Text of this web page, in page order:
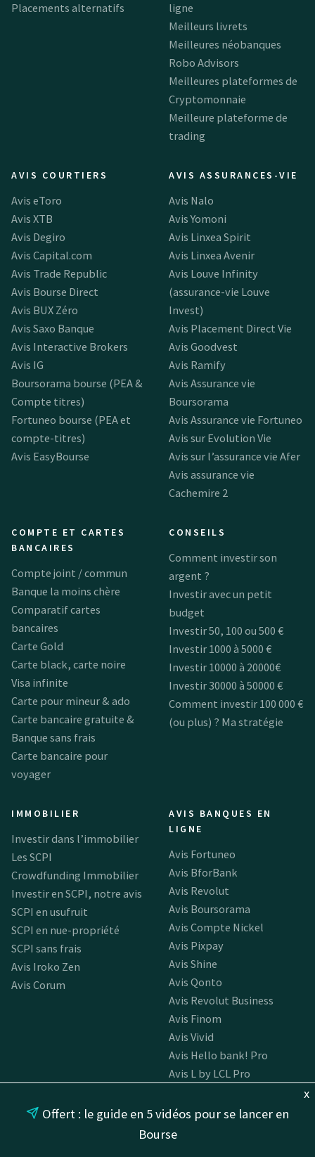
x
Offert : le guide en 5 vidéos pour se lancer en
Bourse
Placements alternatifs
ligne
Meilleurs livrets
Meilleures néobanques
Robo Advisors
Meilleures plateformes de
Cryptomonnaie
Meilleure plateforme de
trading
AVIS COURTIERS
Avis eToro
Avis XTB
Avis Degiro
Avis Capital.com
Avis Trade Republic
Avis Bourse Direct
Avis BUX Zéro
Avis Saxo Banque
Avis Interactive Brokers
Avis IG
Boursorama bourse (PEA &
Compte titres)
Fortuneo bourse (PEA et
compte-titres)
Avis EasyBourse
AVIS ASSURANCES-VIE
Avis Nalo
Avis Yomoni
Avis Linxea Spirit
Avis Linxea Avenir
Avis Louve Infinity
(assurance-vie Louve
Invest)
Avis Placement Direct Vie
Avis Goodvest
Avis Ramify
Avis Assurance vie
Boursorama
Avis Assurance vie Fortuneo
Avis sur Evolution Vie
Avis sur l’assurance vie Afer
Avis assurance vie
Cachemire 2
COMPTE ET CARTES
BANCAIRES
Compte joint / commun
Banque la moins chère
Comparatif cartes
bancaires
Carte Gold
Carte black, carte noire
Visa infinite
Carte pour mineur & ado
Carte bancaire gratuite &
Banque sans frais
Carte bancaire pour
voyager
CONSEILS
Comment investir son
argent ?
Investir avec un petit
budget
Investir 50, 100 ou 500 €
Investir 1000 à 5000 €
Investir 10000 à 20000€
Investir 30000 à 50000 €
Comment investir 100 000 €
(ou plus) ? Ma stratégie
IMMOBILIER
Investir dans l’immobilier
Les SCPI
Crowdfunding Immobilier
Investir en SCPI, notre avis
SCPI en usufruit
SCPI en nue-propriété
SCPI sans frais
Avis Iroko Zen
Avis Corum
AVIS BANQUES EN
LIGNE
Avis Fortuneo
Avis BforBank
Avis Revolut
Avis Boursorama
Avis Compte Nickel
Avis Pixpay
Avis Shine
Avis Qonto
Avis Revolut Business
Avis Finom
Avis Vivid
Avis Hello bank! Pro
Avis L by LCL Pro
PLUS